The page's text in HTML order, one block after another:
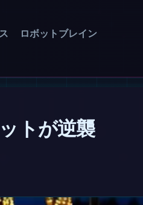
ロボットブレイン
トが逆襲